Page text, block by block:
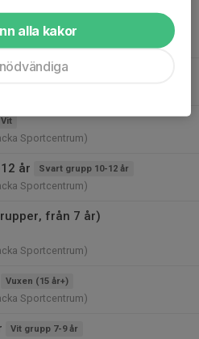
Lila
Sportcentrum)
år Svart grupp 10-12 år
Sportcentrum)
från 7 år)
Sportcentrum)
Vuxen (15 år+)
Sportcentrum)
Vit grupp 7-9 år
alla kakor